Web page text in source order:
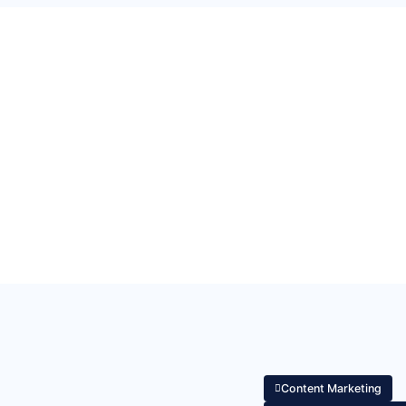
Content Marketing